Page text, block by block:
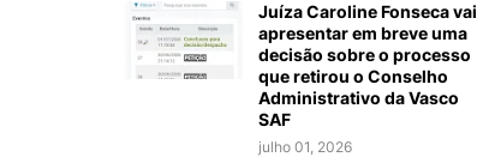
Juíza Caroline Fonseca vai
apresentar em breve uma
decisão sobre o processo
que retirou o Conselho
Administrativo da Vasco
SAF
julho 01, 2026